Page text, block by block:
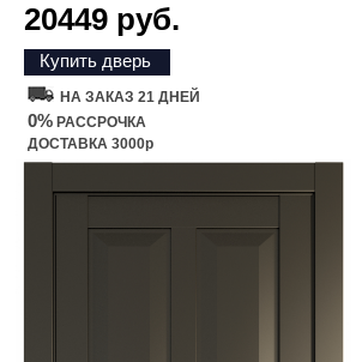
20449 руб.
Купить дверь
НА ЗАКАЗ 21 ДНЕЙ
0% РАССРОЧКА
ДОСТАВКА 3000р